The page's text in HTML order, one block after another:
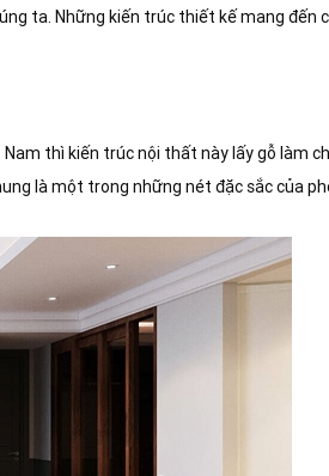
ta. Những kiến trúc thiết kế mang đến
thì kiến trúc nội thất này lấy gỗ làm
là một trong những nét đặc sắc của